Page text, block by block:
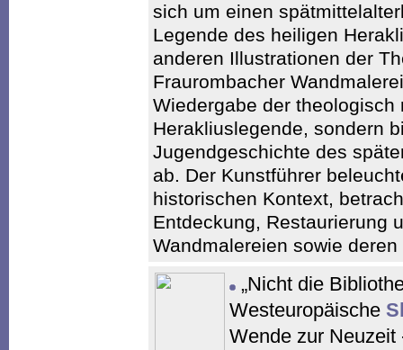
sich um einen
Legende des heiligen
anderen Illustrationen der
Fraurombacher
Wiedergabe der theologisch
Herakliuslegende, sondern
Jugendgeschichte des
ab. Der Kunstführer
historischen Kontext,
Entdeckung, Restaurierung
Wandmalereien sowie
„Nicht die
Westeuropäische
Wende zur